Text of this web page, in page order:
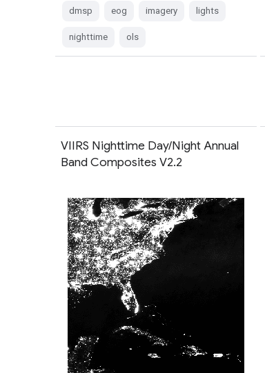
dmsp eog imagery lights
nighttime ols
VIIRS Nighttime Day/Night Annual
Band Composites V2.2